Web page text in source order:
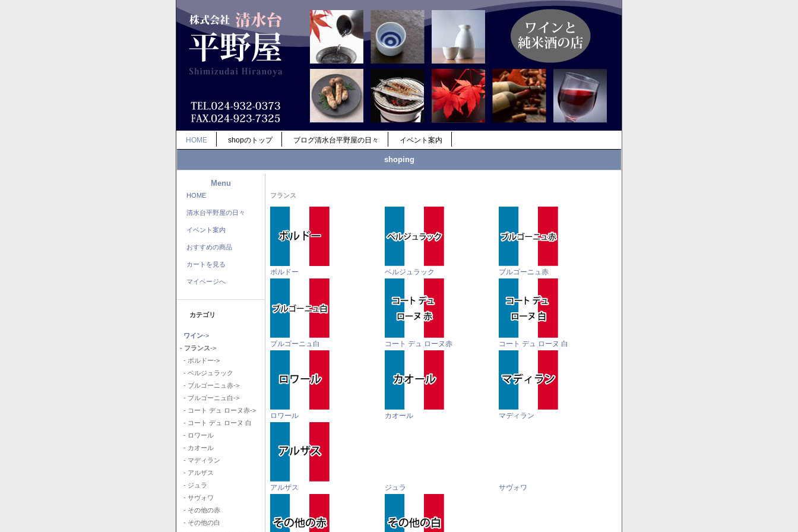
HOME shopのトップ ブログ清水台平野屋の日々 イベント案内
shoping
Menu
HOME
清水台平野屋の日々
イベント案内
おすすめの商品
カートを見る
マイページへ
カテゴリ
ワイン->
- フランス->
- ボルドー->
- ベルジュラック
- ブルゴーニュ赤->
- ブルゴーニュ白->
- コート デュ ローヌ赤->
- コート デュ ローヌ 白
- ロワール
- カオール
- マディラン
- アルザス
- ジュラ
- サヴォワ
- その他の赤
- その他の白
フランス
ボルドー ベルジュラック ブルゴーニュ赤
ブルゴーニュ白 コート デュ ローヌ赤 コート デュ ローヌ 白
ロワール カオール マディラン
アルザス ジュラ サヴォワ